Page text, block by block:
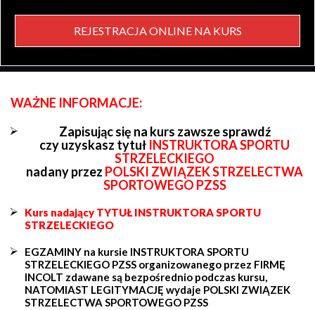
REJESTRACJA ONLINE NA KURS
WAŻNE INFORMACJE:
Zapisując się na kurs zawsze sprawdź
czy uzyskasz tytuł INSTRUKTORA SPORTU
STRZELECKIEGO
nadany przez POLSKI ZWIĄZEK STRZELECTWA
SPORTOWEGO PZSS
Kurs nadający TYTUŁ INSTRUKTORA SPORTU
STRZELECKIEGO
EGZAMINY na kursie INSTRUKTORA SPORTU
STRZELECKIEGO PZSS organizowanego przez FIRMĘ
INCOLT zdawane są bezpośrednio podczas kursu,
NATOMIAST LEGITYMACJĘ wydaje POLSKI ZWIĄZEK
STRZELECTWA SPORTOWEGO PZSS